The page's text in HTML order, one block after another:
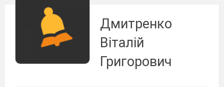
Дмитренко
Віталій
Григорович